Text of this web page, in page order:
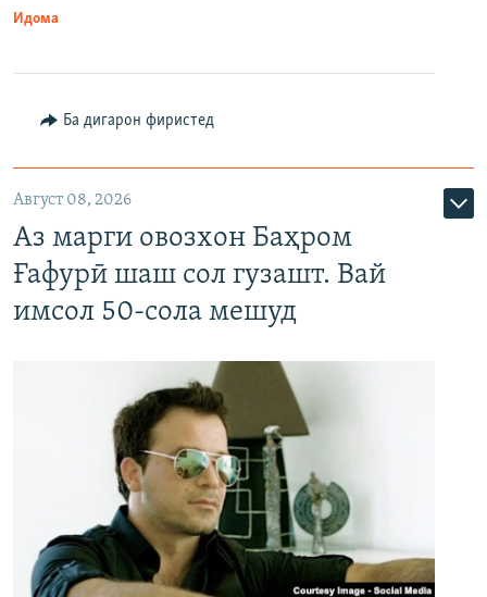
Идома
Ба дигарон фиристед
Август 08, 2026
Аз марги овозхон Баҳром
Ғафурӣ шаш сол гузашт. Вай
имсол 50-сола мешуд